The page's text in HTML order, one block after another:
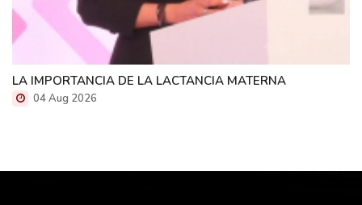
LA IMPORTANCIA DE LA LACTANCIA MATERNA
04 Aug 2026